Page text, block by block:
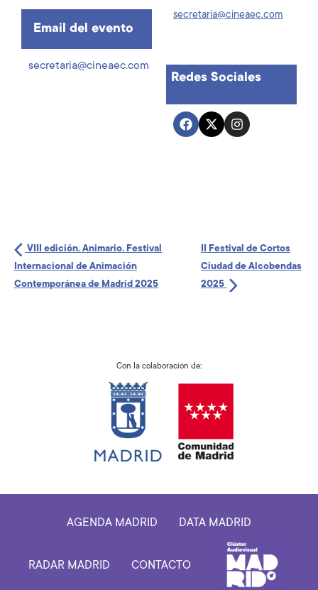
Email del evento
secretaria@cineaec.com
secretaria@cineaec.com
Redes Sociales
VIII edición. Animario. Festival
Internacional de Animación
Contemporánea de Madrid 2025
II Festival de Cortos
Ciudad de Alcobendas
2025
Con la colaboración de:
AGENDA MADRID DATA MADRID
RADAR MADRID CONTACTO